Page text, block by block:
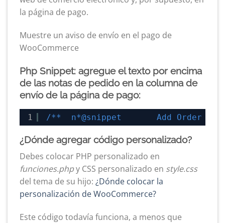
la página de pago.
Muestre un aviso de envío en el pago de
WooCommerce
Php Snippet: agregue el texto por encima
de las notas de pedido en la columna de
envío de la página de pago:
1 /**  n*@snippet       Add Order
¿Dónde agregar código personalizado?
Debes colocar PHP personalizado en
funciones.phpy CSS personalizado en style.css
del tema de su hijo: ¿Dónde colocar la
personalización de WooCommerce?
Este código todavía funciona, a menos que